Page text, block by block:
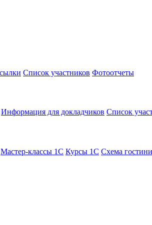
Список участников Фотоотчеты
Информация для докладчиков Список
Мастер-классы 1С Курсы 1С Схема